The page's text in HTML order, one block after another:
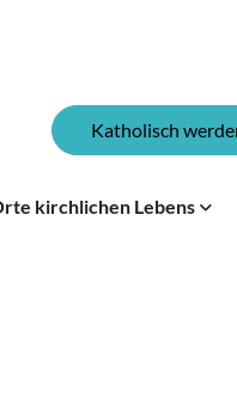
Katholisch
kirchlichen Lebens